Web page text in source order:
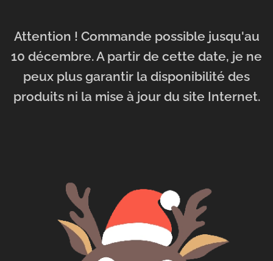
Attention ! Commande possible jusqu'au
10 décembre. A partir de cette date, je ne
peux plus garantir la disponibilité des
produits ni la mise à jour du site Internet.